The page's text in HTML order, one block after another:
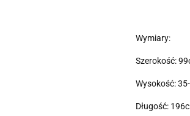
Wymiary:
Szerokość:
Wysokość:
Długość: